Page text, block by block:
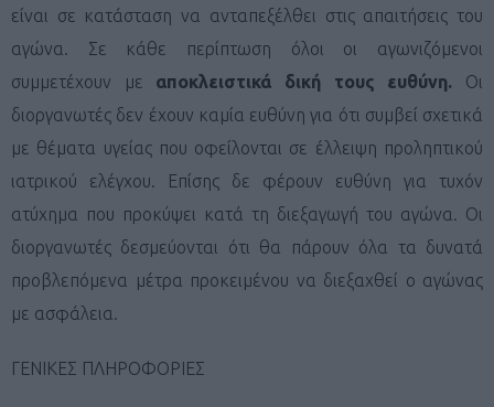
είναι σε κατάσταση να ανταπεξέλθει στις απαιτήσεις του
αγώνα. Σε κάθε περίπτωση όλοι οι αγωνιζόμενοι
συμμετέχουν με αποκλειστικά δική τους ευθύνη. Οι
διοργανωτές δεν έχουν καμία ευθύνη για ότι συμβεί σχετικά
με θέματα υγείας που οφείλονται σε έλλειψη προληπτικού
ιατρικού ελέγχου. Επίσης δε φέρουν ευθύνη για τυχόν
ατύχημα που προκύψει κατά τη διεξαγωγή του αγώνα. Οι
διοργανωτές δεσμεύονται ότι θα πάρουν όλα τα δυνατά
προβλεπόμενα μέτρα προκειμένου να διεξαχθεί ο αγώνας
με ασφάλεια.
ΓΕΝΙΚΕΣ ΠΛΗΡΟΦΟΡΙΕΣ